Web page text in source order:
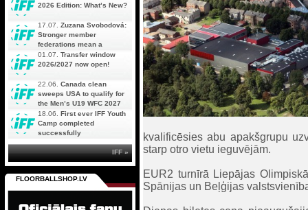
kvalificēsies abu apakšgrupu
starp otro vietu ieguvējām.
EUR2 turnīrā Liepājas
Spānijas un Beļģijas
simultaneously2026 Edition: What’s New?
17.07. Zuzana Svobodová:
Stronger member
federations mean a
stronger future for floorball
01.07. Transfer window
2026/2027 now open!
22.06. Canada clean
sweeps USA to qualify for
the Men’s U19 WFC 2027
18.06. First ever IFF Youth
Camp completed
successfully
IFF »
FLOORBALLSHOP.LV